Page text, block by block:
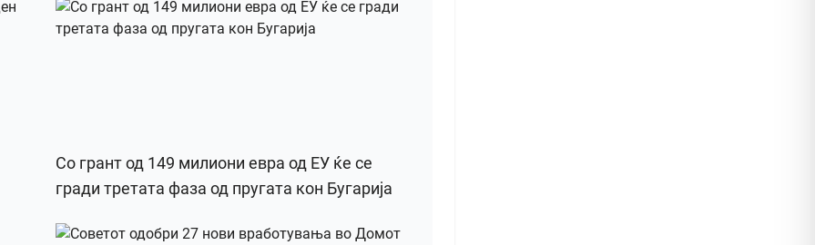
Со грант од 149 милиони евра од ЕУ ќе се
гради третата фаза од пругата кон Бугарија